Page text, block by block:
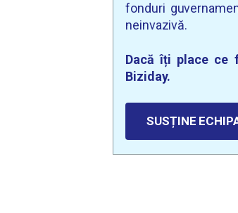
fonduri
neinvazivă.
Dacă îți place ce
Biziday.
SUSȚINE